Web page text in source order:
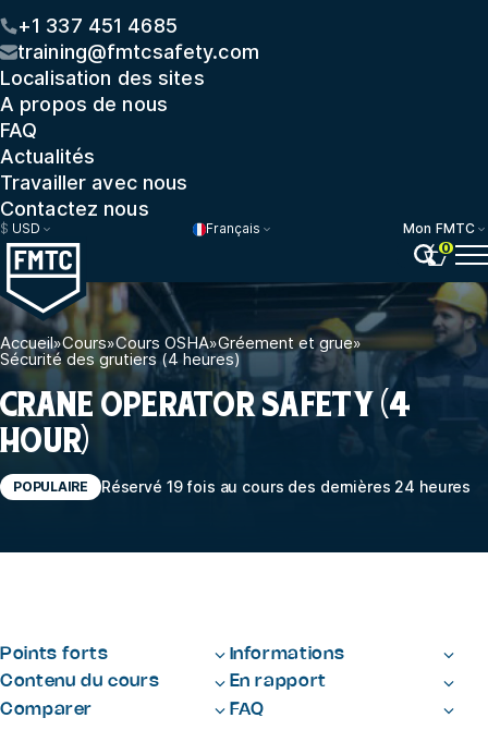
+1 337 451 4685
training@fmtcsafety.com
Localisation des sites
A propos de nous
FAQ
Actualités
Travailler avec nous
Contactez nous
$ USD Français
Mon FMTC
0
Accueil»Cours»Cours OSHA»Gréement et grue»
Sécurité des grutiers (4 heures)
CRANE OPERATOR SAFETY (4
HOUR)
POPULAIRE Réservé 19 fois au cours des dernières 24 heures
Points forts
Informations
Contenu du cours
En rapport
Comparer
FAQ